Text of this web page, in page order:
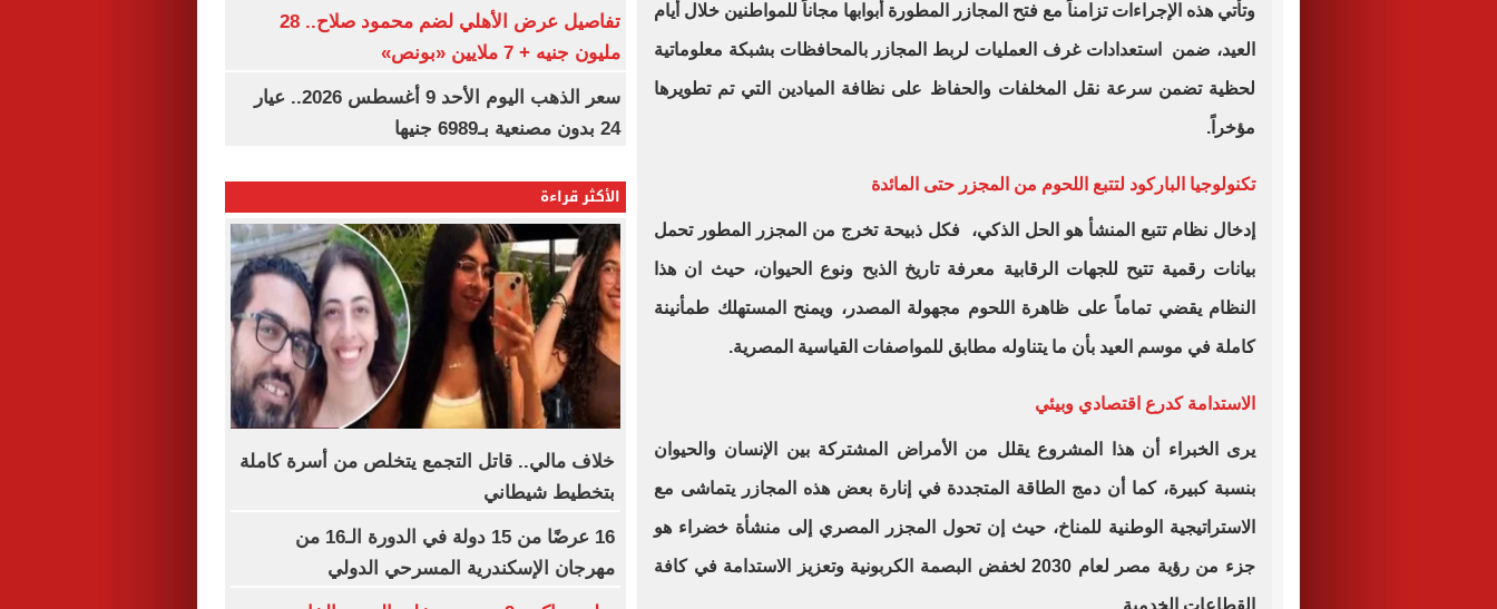
وتأتي هذه الإجراءات تزامناً مع فتح المجازر المطورة أبوابها مجاناً للمواطنين خلال أيام
العيد، ضمن استعدادات غرف العمليات لربط المجازر بالمحافظات بشبكة معلوماتية
لحظية تضمن سرعة نقل المخلفات والحفاظ على نظافة الميادين التي تم تطويرها
مؤخراً.
تكنولوجيا الباركود لتتبع اللحوم من المجزر حتى المائدة
إدخال نظام تتبع المنشأ هو الحل الذكي، فكل ذبيحة تخرج من المجزر المطور تحمل
بيانات رقمية تتيح للجهات الرقابية معرفة تاريخ الذبح ونوع الحيوان، حيث ان هذا
النظام يقضي تماماً على ظاهرة اللحوم مجهولة المصدر، ويمنح المستهلك طمأنينة
كاملة في موسم العيد بأن ما يتناوله مطابق للمواصفات القياسية المصرية.
الاستدامة كدرع اقتصادي وبيئي
يرى الخبراء أن هذا المشروع يقلل من الأمراض المشتركة بين الإنسان والحيوان
بنسبة كبيرة، كما أن دمج الطاقة المتجددة في إنارة بعض هذه المجازر يتماشى مع
الاستراتيجية الوطنية للمناخ، حيث إن تحول المجزر المصري إلى منشأة خضراء هو
جزء من رؤية مصر لعام 2030 لخفض البصمة الكربونية وتعزيز الاستدامة في كافة
تفاصيل عرض الأهلي لضم محمود صلاح.. 28
مليون جنيه + 7 ملايين «بونص»
سعر الذهب اليوم الأحد 9 أغسطس 2026.. عيار
24 بدون مصنعية بـ6989 جنيها
الأكثر قراءة
خلاف مالي.. قاتل التجمع يتخلص من أسرة كاملة
بتخطيط شيطاني
16 عرضًا من 15 دولة في الدورة الـ16 من
مهرجان الإسكندرية المسرحي الدولي